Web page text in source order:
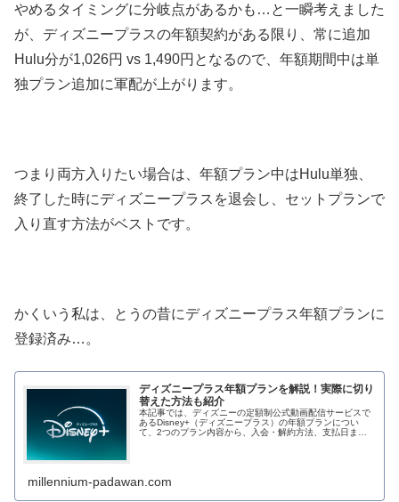
やめるタイミングに分岐点があるかも…と一瞬考えました
が、ディズニープラスの年額契約がある限り、常に追加
Hulu分が1,026円 vs 1,490円となるので、年額期間中は単
独プラン追加に軍配が上がります。
つまり両方入りたい場合は、年額プラン中はHulu単独、
終了した時にディズニープラスを退会し、セットプランで
入り直す方法がベストです。
かくいう私は、とうの昔にディズニープラス年額プランに
登録済み…。
ディズニープラス年額プランを解説！実際に切り
替えた方法も紹介
本記事では、ディズニーの定額制公式動画配信サービスで
あるDisney+（ディズニープラス）の年額プランについ
て、2つのプラン内容から、入会・解約方法、支払日まで
millennium-padawan.com